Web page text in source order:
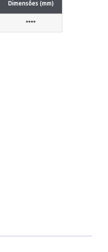
Dimensões (mm)
****